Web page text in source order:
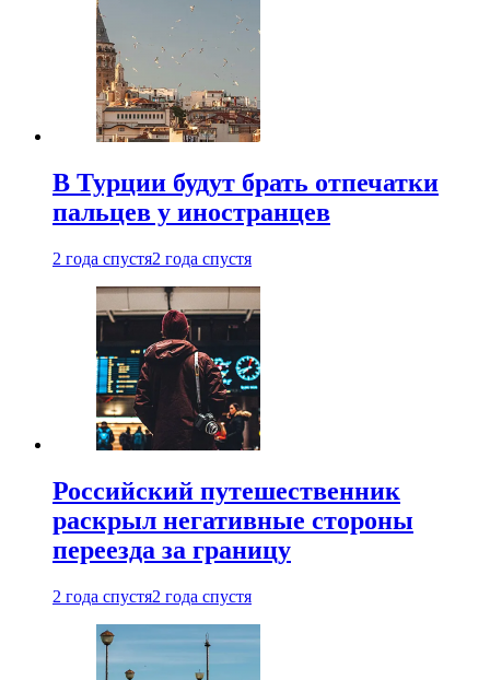
В Турции будут брать отпечатки
пальцев у иностранцев
2 года спустя2 года спустя
Российский путешественник
раскрыл негативные стороны
переезда за границу
2 года спустя2 года спустя